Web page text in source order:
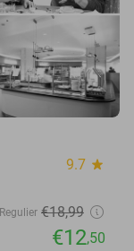
9.7 star
Regulier €18,99
€12,50